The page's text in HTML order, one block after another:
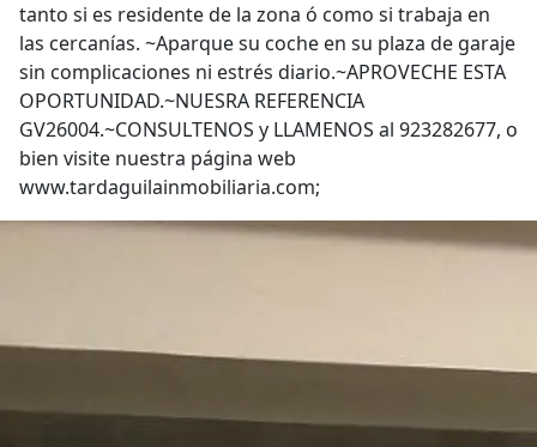
tanto si es residente de la zona ó como si trabaja en
las cercanías. ~Aparque su coche en su plaza de garaje
sin complicaciones ni estrés diario.~APROVECHE ESTA
OPORTUNIDAD.~NUESRA REFERENCIA
GV26004.~CONSULTENOS y LLAMENOS al 923282677, o
bien visite nuestra página web
www.tardaguilainmobiliaria.com;